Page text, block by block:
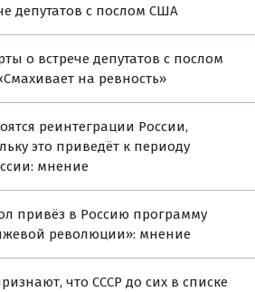
депутатов с послом США
о встрече депутатов с послом
на ревность»
реинтеграции России,
это приведёт к периоду
мнение
привёз в Россию программу
революции»: мнение
что СССР до сих в списке